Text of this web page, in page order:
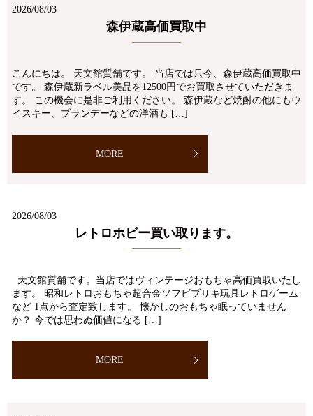
2026/08/03
森伊蔵高価買取中
こんにちは。 天文館質舗です。 当店では只今、森伊蔵高価買取中
です。 森伊蔵新ラベル美品を12500円でお買取させていただきま
す。 この機会に是非ご利用ください。 森伊蔵など焼酎の他にもウ
イスキー、ブランデーなどの洋酒も […]
MORE
2026/08/03
レトロホビー買い取ります。
天文館質舗です。当店ではヴィンテージおもちゃ高価買取いたし
ます。 昭和レトロおもちゃ超合金ソフビブリキ玩具レトロゲーム
など 1点から査定致します。 懐かしのおもちゃ眠っていません
か？ 今では思わぬ価値になる […]
MORE